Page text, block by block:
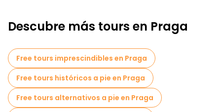
Descubre más tours en Praga
Free tours imprescindibles en Praga
Free tours históricos a pie en Praga
Free tours alternativos a pie en Praga